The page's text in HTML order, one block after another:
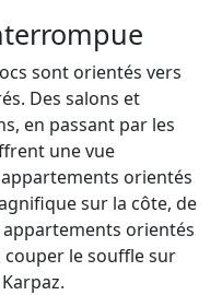
sont orientés vers
Des salons et
en passant par les
une vue
orientés
sur la côte, de
appartements orientés
le souffle sur